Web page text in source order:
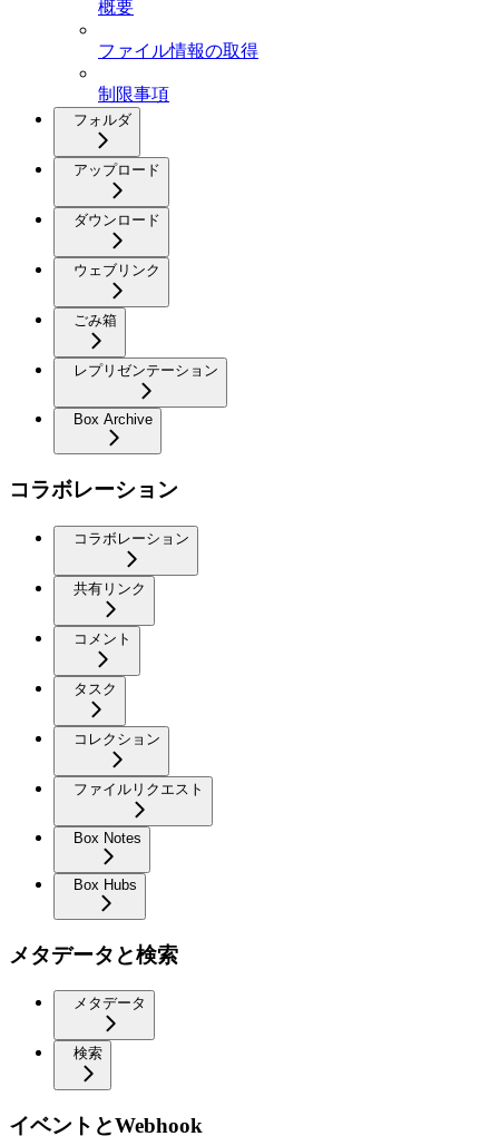
概要
ファイル情報の取得
制限事項
フォルダ
アップロード
ダウンロード
ウェブリンク
ごみ箱
レプリゼンテーション
Box Archive
コラボレーション
コラボレーション
共有リンク
コメント
タスク
コレクション
ファイルリクエスト
Box Notes
Box Hubs
メタデータと検索
メタデータ
検索
イベントとWebhook